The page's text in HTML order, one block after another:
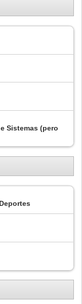
Sistemas (pero